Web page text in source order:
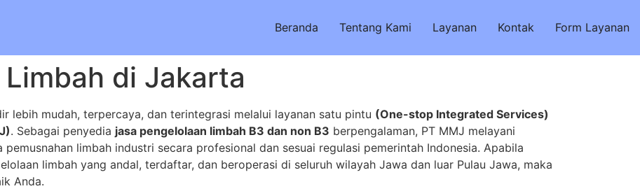
Beranda Tentang Kami Layanan Kontak Form Layanan
di Jakarta
lebih mudah, terpercaya, dan terintegrasi melalui layanan satu pintu (One-stop Integrated Services)
. Sebagai penyedia jasa pengelolaan limbah B3 dan non B3 berpengalaman, PT MMJ melayani
limbah industri secara profesional dan sesuai regulasi pemerintah Indonesia. Apabila
limbah yang andal, terdaftar, dan beroperasi di seluruh wilayah Jawa dan luar Pulau Jawa, maka
Anda.